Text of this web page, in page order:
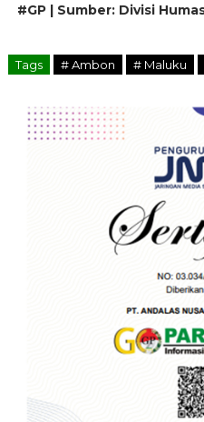
#GP | Sumber: Divisi
Tags # Ambon # Maluku